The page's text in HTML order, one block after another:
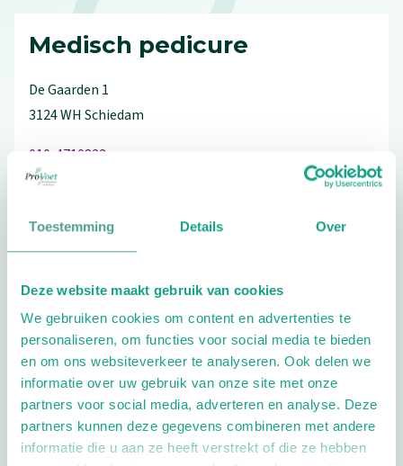
Toestemming Details Over
Deze website maakt gebruik van cookies
We gebruiken cookies om content en advertenties te
personaliseren, om functies voor social media te bieden
en om ons websiteverkeer te analyseren. Ook delen we
informatie over uw gebruik van onze site met onze
partners voor social media, adverteren en analyse. Deze
partners kunnen deze gegevens combineren met andere
informatie die u aan ze heeft verstrekt of die ze hebben
Medisch pedicure
De Gaarden 1
3124 WH Schiedam
010-4710823
Schrijf ook een review
Extra opties